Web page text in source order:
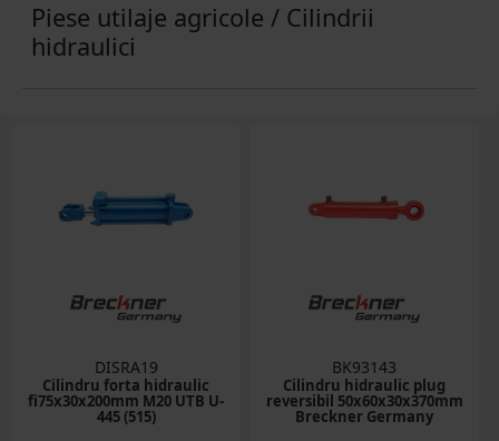
Piese utilaje agricole / Cilindrii
hidraulici
DISRA19
Cilindru forta hidraulic
fi75x30x200mm M20 UTB U-
445 (515)
BK93143
Cilindru hidraulic plug
reversibil 50x60x30x370mm
Breckner Germany